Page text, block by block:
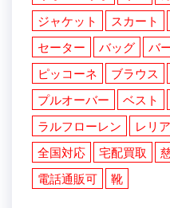
ジャケット
スカート
セーター
バッグ バ
ピッコーネ
ブラウス
プルオーバー
ベスト
ラルフローレン
レリ
全国対応
宅配買取
電話通販可
靴